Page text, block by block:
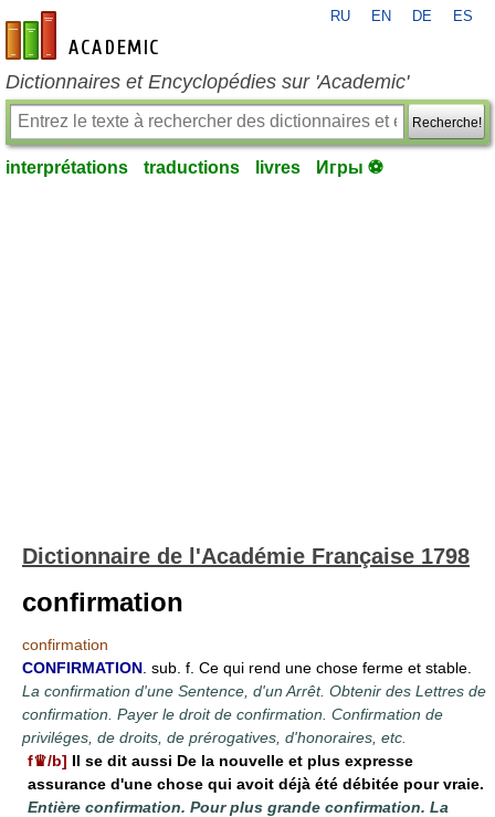
fr-academic.com
RU EN DE ES
Dictionnaires et Encyclopédies sur 'Academic'
Recherche!
interprétations traductions livres Игры ⚽
Dictionnaire de l'Académie Française 1798
confirmation
confirmation
CONFIRMATION . sub. f. Ce qui rend une chose ferme et stable.
La confirmation d'une Sentence, d'un Arrêt. Obtenir des Lettres de
confirmation. Payer le droit de confirmation. Confirmation de
priviléges, de droits, de prérogatives, d'honoraires, etc.
f♛/b] Il se dit aussi De la nouvelle et plus expresse
assurance d'une chose qui avoit déjà été débitée pour vraie.
Entière confirmation. Pour plus grande confirmation. La